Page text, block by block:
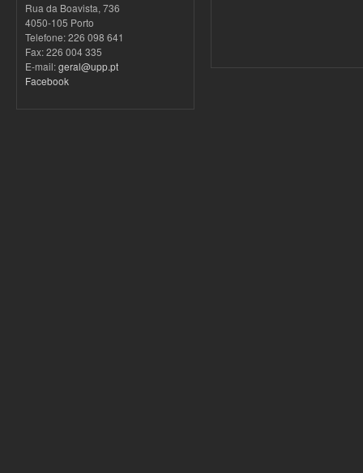
Rua da Boavista, 736
4050-105 Porto
Telefone: 226 098 641
Fax: 226 004 335
E-mail:geral@upp.pt
Facebook